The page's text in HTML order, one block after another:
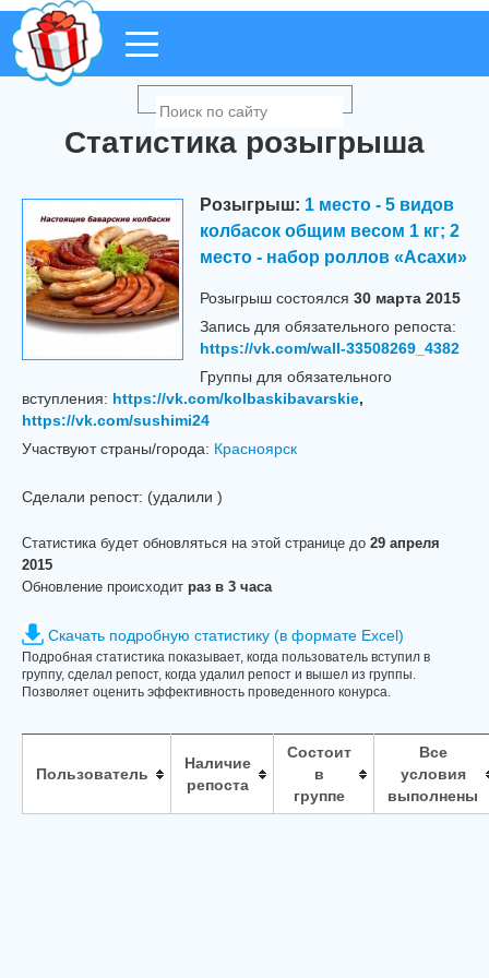
Статистика розыгрыша
Розыгрыш: 1 место - 5 видов
колбасок общим весом 1 кг; 2
место - набор роллов «Асахи»
Розыгрыш cостоялся 30 марта 2015
Запись для обязательного репоста:
https://vk.com/wall-33508269_4382
Группы для обязательного
вступления: https://vk.com/kolbaskibavarskie,
https://vk.com/sushimi24
Участвуют страны/города: Красноярск
Сделали репост: (удалили )
Статистика будет обновляться на этой странице до 29 апреля
2015
Обновление происходит раз в 3 часа
Скачать подробную статистику (в формате Excel)
Подробная статистика показывает, когда пользователь вступил в
группу, сделал репост, когда удалил репост и вышел из группы.
Позволяет оценить эффективность проведенного конурса.
Пользователь
Наличие
репоста
Состоит
в
группе
Все
условия
выполнены